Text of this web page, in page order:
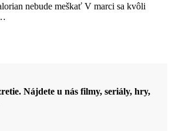
nebude meškať V marci sa kvôli
Nájdete u nás filmy, seriály, hry,